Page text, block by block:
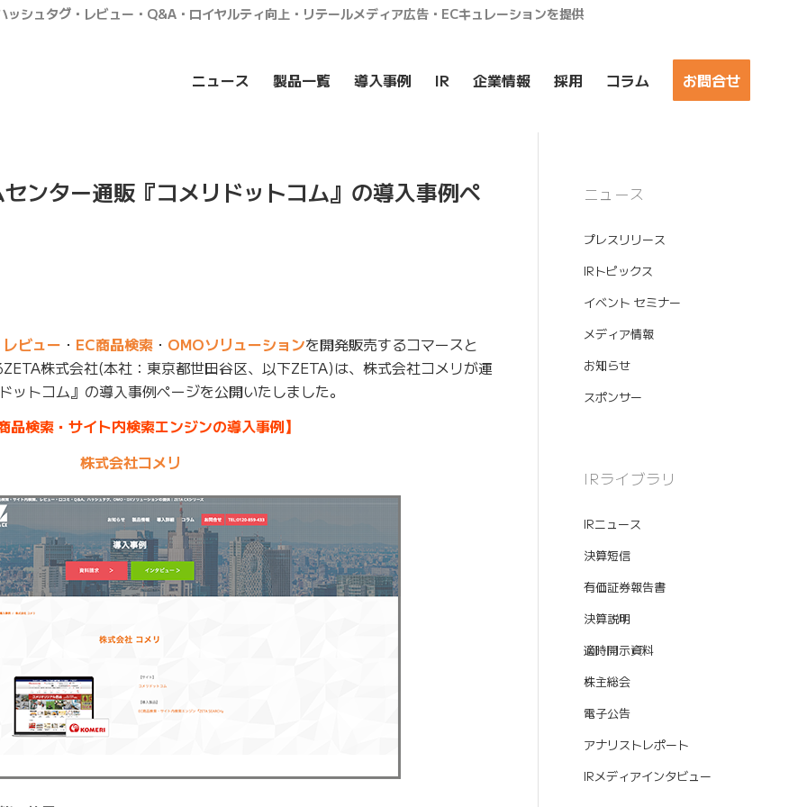
シュタグ・レビュー・Q&A・ロイヤルティ向上・リテールメディア広告・ECキュレーションを提供
ニュース 製品一覧 導入事例 IR 企業情報 採用 コラム お問合せ
ンター通販『コメリドットコム』の導入事例ペ
レビュー ・ EC商品検索 ・ OMOソリューションを開発販売するコマースと
株式会社(本社：東京都世田谷区、以下ZETA)は、株式会社コメリが運
トコム』の導入事例ページを公開いたしました。
品検索・サイト内検索エンジンの導入事例】
株式会社コメリ
ニュース
プレスリリース
IRトピックス
イベント セミナー
メディア情報
お知らせ
スポンサー
IRライブラリ
IRニュース
決算短信
有価証券報告書
決算説明
適時開示資料
株主総会
電子公告
アナリストレポート
IRメディアインタビュー